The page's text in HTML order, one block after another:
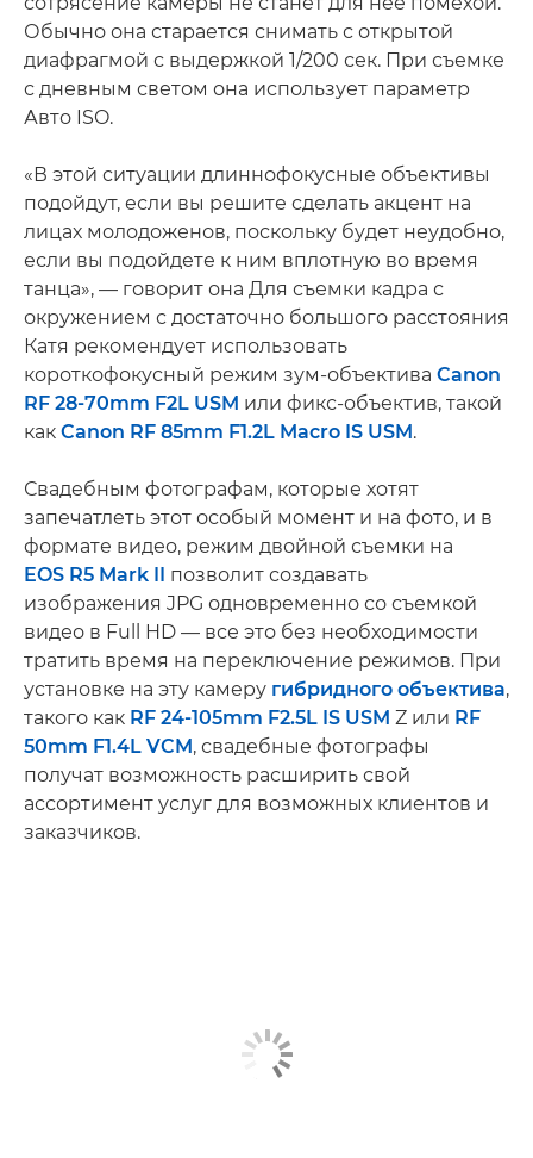
Обычно она старается снимать с открытой
диафрагмой с выдержкой 1/200 сек. При съемке
с дневным светом она использует параметр
Авто ISO.
«В этой ситуации длиннофокусные объективы
подойдут, если вы решите сделать акцент на
лицах молодоженов, поскольку будет неудобно,
если вы подойдете к ним вплотную во время
танца», — говорит она Для съемки кадра с
окружением с достаточно большого расстояния
Катя рекомендует использовать
короткофокусный режим зум-объектива Canon
RF 28-70mm F2L USM или фикс-объектив, такой
как Canon RF 85mm F1.2L Macro IS USM.
Свадебным фотографам, которые хотят
запечатлеть этот особый момент и на фото, и в
формате видео, режим двойной съемки на
EOS R5 Mark II позволит создавать
изображения JPG одновременно со съемкой
видео в Full HD — все это без необходимости
тратить время на переключение режимов. При
установке на эту камеру гибридного объектива,
такого как RF 24-105mm F2.5L IS USM Z или RF
50mm F1.4L VCM, свадебные фотографы
получат возможность расширить свой
ассортимент услуг для возможных клиентов и
заказчиков.